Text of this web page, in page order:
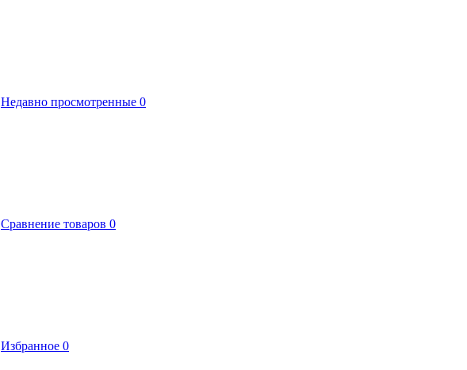
Недавно просмотренные 0
Сравнение товаров 0
Избранное 0